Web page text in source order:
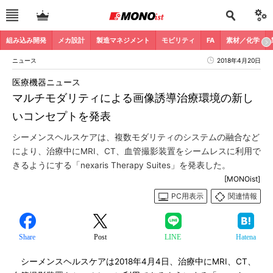
組み込み開発 メカ設計 製造マネジメント モビリティ FA 素材／化学
ニュース 2018年4月20日
マルチモダリティによる画像誘導治療環境の新し
いコンセプトを発表
医療機器ニュース
シーメンスヘルスケアは、複数モダリティのシステムの融合など
により、治療中にMRI、CT、血管撮影装置をシームレスに利用で
きるようにする「nexaris Therapy Suites」を発表した。
[MONOist]
PC用表示
関連情報
Share Post LINE Hatena
シーメンスヘルスケアは2018年4月4日、治療中にMRI、CT、